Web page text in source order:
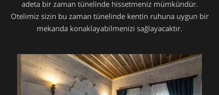
adeta bir zaman tünelinde hissetmeniz mümkündür.
Otelimiz sizin bu zaman tünelinde kentin ruhuna uygun bir
mekanda konaklayabilmenizi sağlayacaktır.